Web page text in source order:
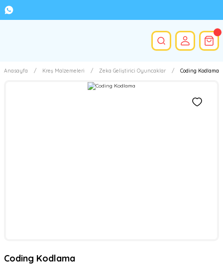
Anasayfa Kreş Malzemeleri Zeka Geliştirici Oyuncaklar Coding Kodlama
Coding Kodlama